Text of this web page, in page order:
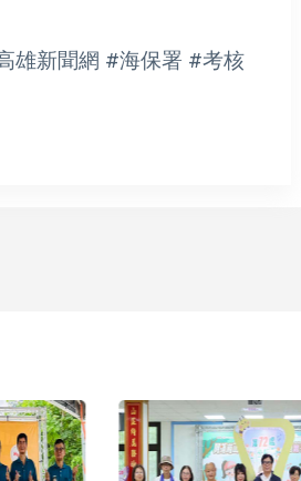
雄新聞網 #海保署 #考核